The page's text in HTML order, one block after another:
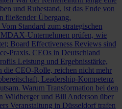
und Ruhestand, ist das Ende von
fließender Übergang.
Standard zum strategischen
Unternehmen prüfen, wie
Board Effectiveness Reviews sind
Praxis. CEOs in Deutschland
Leistung und Ergebnisstärke,
die CEO-Rolle, reichen nicht mehr
Leadership-Kompetenz
Warum Transformation bei den
Wildberger und Bill Anderson über
Veranstaltung in Düsseldorf trafen